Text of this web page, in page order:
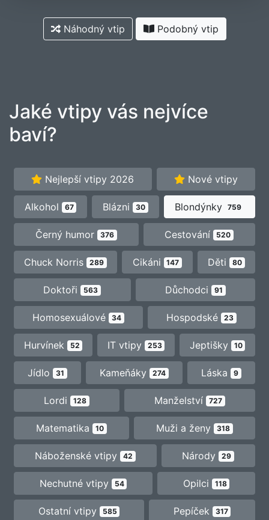
Náhodný vtip Podobný vtip
Jaké vtipy vás nejvíce
baví?
Nejlepší vtipy 2026 Nové vtipy
Alkohol 67 Blázni 30 Blondýnky 759
Černý humor 376 Cestování 520
Chuck Norris 289 Cikáni 147 Děti 80
Doktoři 563 Důchodci 91
Homosexuálové 34 Hospodské 23
Hurvínek 52 IT vtipy 253 Jeptišky 10
Jídlo 31 Kameňáky 274 Láska 9
Lordi 128 Manželství 727
Matematika 10 Muži a ženy 318
Náboženské vtipy 42 Národy 29
Nechutné vtipy 54 Opilci 118
Ostatní vtipy 585 Pepíček 317